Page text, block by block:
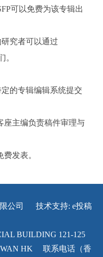
可以免费为该专辑出
究者可以通过
。
的专辑编辑系统提交
座主编负责稿件审理与
发表。
限公司 技术支持: e投稿
BUILDING 121-125
WAN HK 联系电话（香